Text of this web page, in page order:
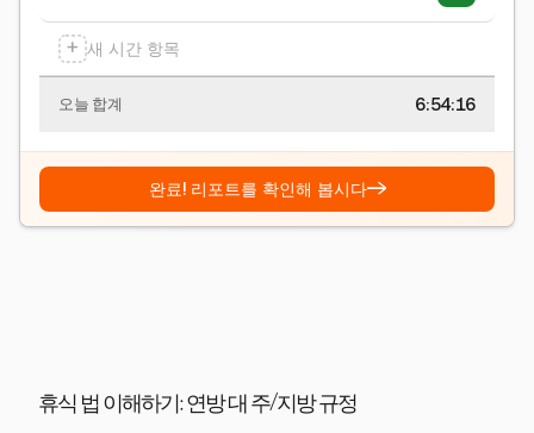
+ 새 시간 항목
오늘 합계 6:54:16
완료! 리포트를 확인해 봅시다→
휴식 법 이해하기: 연방 대 주/지방 규정